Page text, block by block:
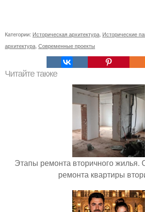
Категории: Историческая архитектура Исторические
архитектура Современные проекты
Читайте также
Этапы ремонта вторичного жилья.
ремонта квартиры